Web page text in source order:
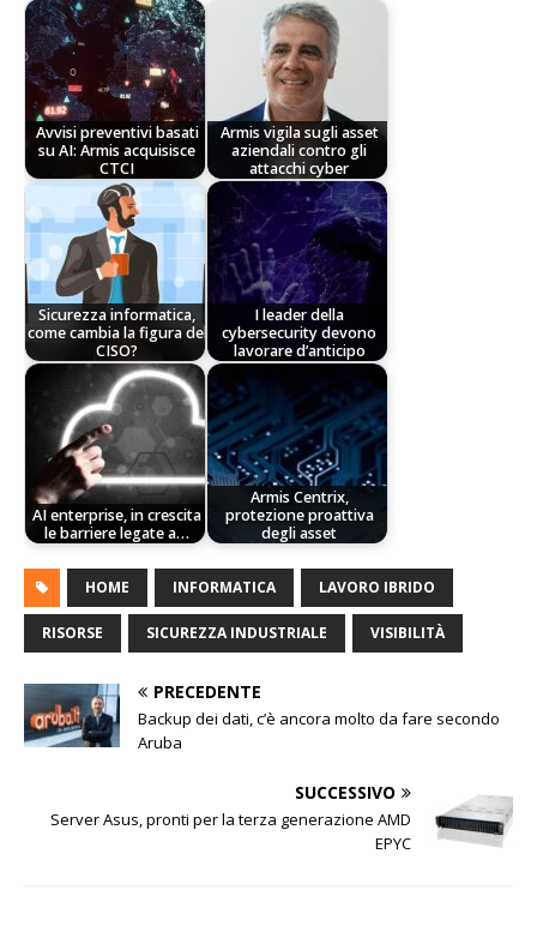
Avvisi preventivi basati
su AI: Armis acquisisce
CTCI
Armis vigila sugli asset
aziendali contro gli
attacchi cyber
Sicurezza informatica,
come cambia la figura del
CISO?
I leader della
cybersecurity devono
lavorare d’anticipo
AI enterprise, in crescita
le barriere legate a…
Armis Centrix,
protezione proattiva
degli asset
HOME INFORMATICA LAVORO IBRIDO
RISORSE SICUREZZA INDUSTRIALE VISIBILITÀ
PRECEDENTE
Backup dei dati, c’è ancora molto da fare secondo
Aruba
SUCCESSIVO
Server Asus, pronti per la terza generazione AMD
EPYC